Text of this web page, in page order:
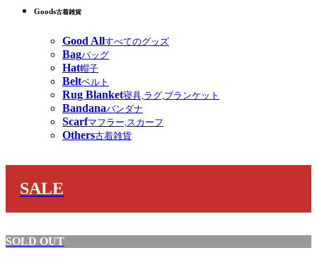
Goods古着雑貨
Good Allすべてのグッズ
Bagバッグ
Hat帽子
Beltベルト
Rug Blanket寝具,ラグ,ブランケット
Bandanaバンダナ
Scarfマフラー,スカーフ
Others古着雑貨
SALE
SOLD OUT